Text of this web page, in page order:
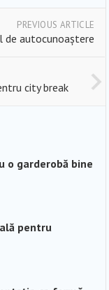
PREVIOUS ARTICLE
de autocunoaștere
city break
o garderobă bine
pentru